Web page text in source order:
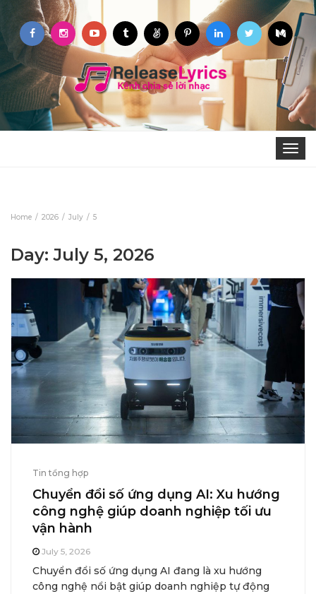
Toggle
Home 2026 July 5
Day: July 5, 2026
Tin tổng hợp
Chuyển đổi số ứng dụng AI: Xu hướng
công nghệ giúp doanh nghiệp tối ưu
vận hành
July 5, 2026
Chuyển đổi số ứng dụng AI đang là xu hướng
công nghệ nổi bật giúp doanh nghiệp tự động